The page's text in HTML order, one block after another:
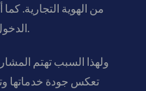
من الهوية التجارية.
الدخول إلى المحل أو التواصل مع الشركة.
ولهذا السبب تهتم
تعكس جودة خدماتها